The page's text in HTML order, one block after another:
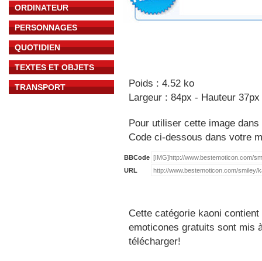
ORDINATEUR
PERSONNAGES
QUOTIDIEN
TEXTES ET OBJETS
TRANSPORT
Poids : 4.52 ko
Largeur : 84px - Hauteur 37px
Pour utiliser cette image
Code ci-dessous dans votre
BBCode
URL
Cette catégorie kaoni
emoticones gratuits sont mis
télécharger!